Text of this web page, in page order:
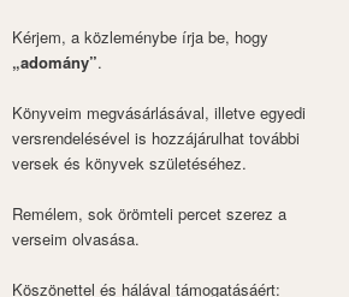
Kérjem, a közleménybe írja be, hogy
„adomány”.
Könyveim megvásárlásával, illetve egyedi
versrendelésével is hozzájárulhat további
versek és könyvek születéséhez.
Remélem, sok örömteli percet szerez a
verseim olvasása.
Köszönettel és hálával támogatásáért: